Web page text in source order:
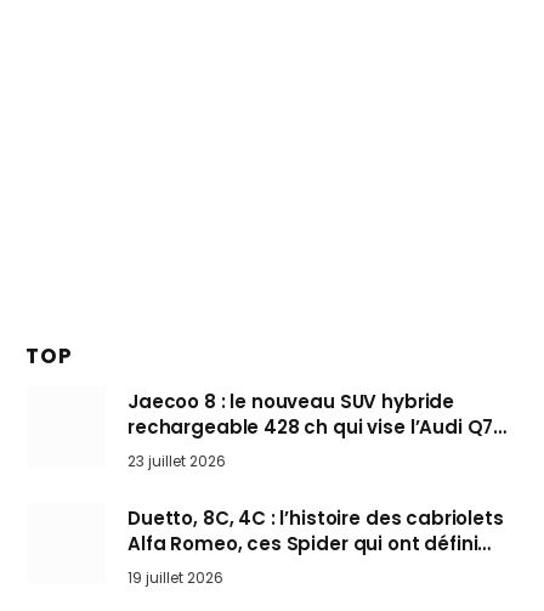
TOP
Jaecoo 8 : le nouveau SUV hybride
rechargeable 428 ch qui vise l’Audi Q7
arrive en Europe cet automne
23 juillet 2026
Duetto, 8C, 4C : l’histoire des cabriolets
Alfa Romeo, ces Spider qui ont défini
l’art de rouler cheveux au vent
19 juillet 2026